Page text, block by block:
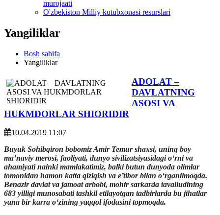
murojaati
O'zbekiston Milliy kutubxonasi resurslari
Yangiliklar
Bosh sahifa
Yangiliklar
ADOLAT –
DAVLATNING
ASOSI VA
HUKMDORLAR SHIORIDIR
10.04.2019 11:07
Buyuk Sohibqiron bobomiz Amir Temur shaxsi, uning boy
ma’naviy merosi, faoliyati, dunyo sivilizatsiyasidagi o‘rni va
ahamiyati nainki mamlakatimiz, balki butun dunyoda olimlar
tomonidan hamon katta qiziqish va e’tibor bilan o‘rganilmoqda.
Benazir davlat va jamoat arbobi, mohir sarkarda tavalludining
683 yilligi munosabati tashkil etilayotgan tadbirlarda bu jihatlar
yana bir karra o‘zining yaqqol ifodasini topmoqda.